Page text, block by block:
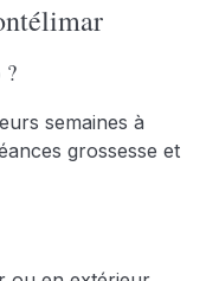
?
semaines à
grossesse et